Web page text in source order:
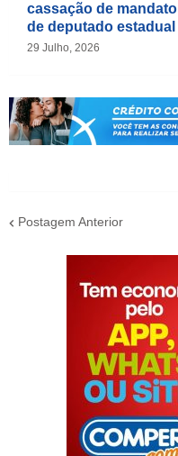
cassação de mandato
de deputado estadual
29 Julho, 2026
Postagem Anterior